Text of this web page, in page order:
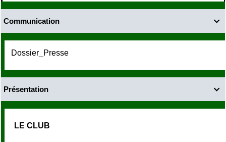

Communication
Dossier_Presse

Présentation
LE CLUB